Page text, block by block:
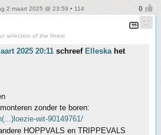
2 maart 2025 @ 23:59 • 114
selection of the finest
2025 20:11 schreef Elleskahet
zonder te boren:
wit-90149761/
HOPPVALS en TRIPPEVALS